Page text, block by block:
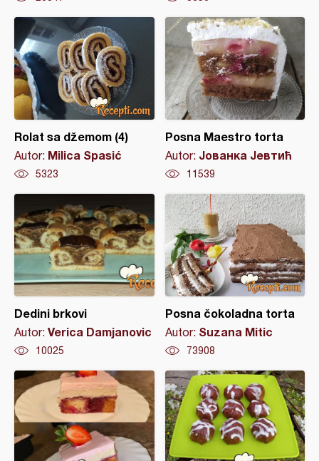
Rolat sa džemom (4)
Autor: Milica Spasić
5323
Posna Maestro torta
Autor: Јованка Јевтић
11539
Dedini brkovi
Autor: Verica Damjanovic
10025
Posna čokoladna torta
Autor: Suzana Mitic
73908